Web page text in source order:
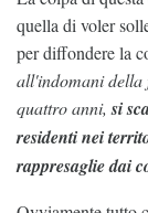
quella di voler
per diffondere la
all'indomani della
quattro anni,si
residenti nei
rappresaglie dai